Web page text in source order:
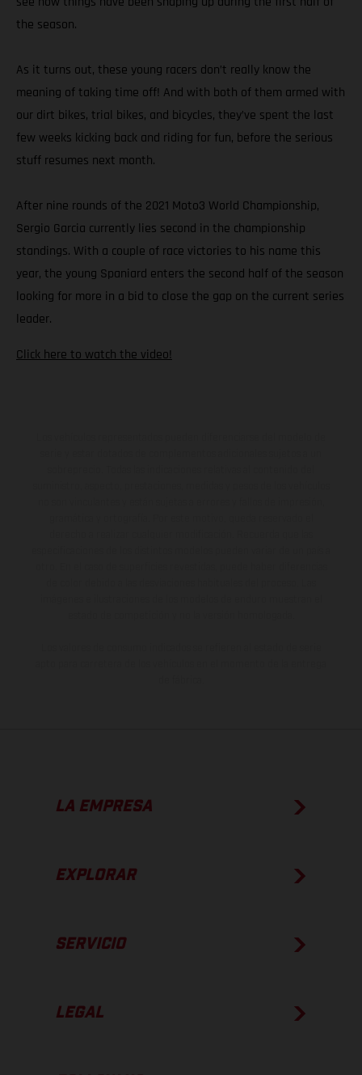
the season.
As it turns out, these young racers don’t really know the
meaning of taking time off! And with both of them armed with
our dirt bikes, trial bikes, and bicycles, they’ve spent the last
few weeks kicking back and riding for fun, before the serious
stuff resumes next month.
After nine rounds of the 2021 Moto3 World Championship,
Sergio Garcia currently lies second in the championship
standings. With a couple of race victories to his name this
year, the young Spaniard enters the second half of the season
looking for more in a bid to close the gap on the current series
leader.
Click here to watch the video!
LA EMPRESA
EXPLORAR
SERVICIO
LEGAL